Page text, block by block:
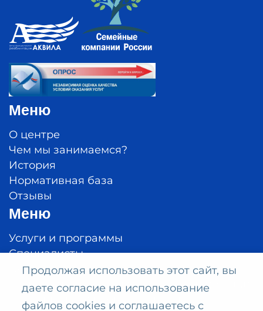
Меню
О центре
Чем мы занимаемся?
История
Нормативная база
Отзывы
Меню
Услуги и программы
Специалисты
Цены
Стандарты оказания медицинской помощи
Политика конфиденциальности
Продолжая использовать этот сайт, вы
даете согласие на использование
файлов cookies и соглашаетесь с